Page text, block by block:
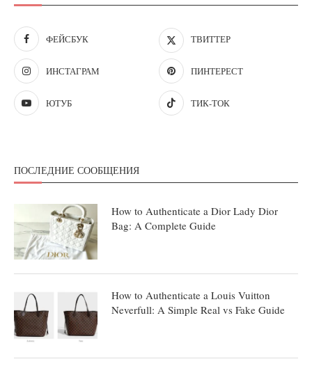
ФЕЙСБУК ТВИТТЕР
ИНСТАГРАМ ПИНТЕРЕСТ
ЮТУБ ТИК-ТОК
ПОСЛЕДНИЕ СООБЩЕНИЯ
How to Authenticate a Dior Lady Dior
Bag: A Complete Guide
How to Authenticate a Louis Vuitton
Neverfull: A Simple Real vs Fake Guide